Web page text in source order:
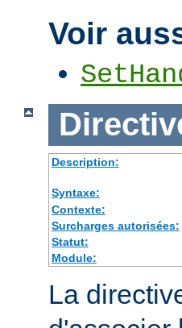
Voir
Description:
Syntaxe:
Contexte:
Surcharges autorisées:
Statut:
Module:
La